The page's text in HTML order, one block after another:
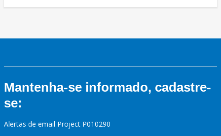
Mantenha-se informado, cadastre-
se:
Alertas de email Project P010290